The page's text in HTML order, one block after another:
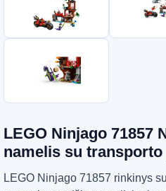
LEGO Ninjago 71857
namelis su
LEGO Ninjago 71857 rinkinys